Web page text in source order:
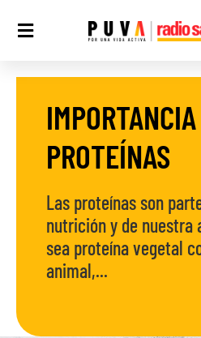
PROTEÍNAS
Las proteínas son
nutrición y de nuestra
sea proteína vegetal
animal,...